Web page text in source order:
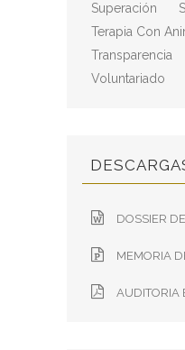
Superación
Terapia Con
Transparencia
Voluntariado
DOSSIER
MEMORIA
AUDITORIA